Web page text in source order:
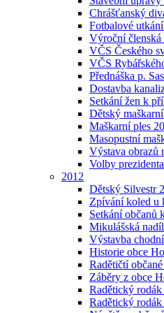
Chrášťanský
Fotbalové
Výroční členská
VČS Českého
VČS
Přednáška p.
Dostavba
Setkání žen k
Dětský
Maškarní ples
Masopustní
Výstava obrazů
Volby
2012
Dětský Silvestr
Zpívání koled u
Setkání občanů
Mikulášská
Výstavba
Historie obce
Radětičtí
Záběry z obce
Radětický
Radětický rodák